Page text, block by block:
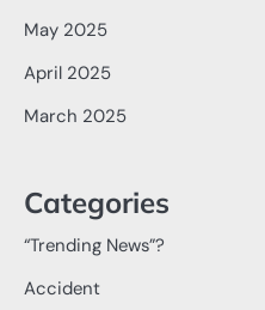
May 2025
April 2025
March 2025
Categories
“Trending News”?
Accident